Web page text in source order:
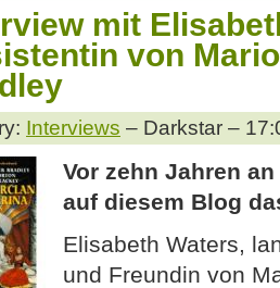
mit
von
Interviews – Darkstar –
Vor zehn Jahren
auf diesem Blog
Elisabeth Waters,
und Freundin von